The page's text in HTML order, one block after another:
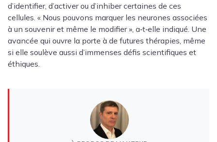
d’identifier, d’activer ou d’inhiber certaines de ces
cellules. « Nous pouvons marquer les neurones associées
à un souvenir et même le modifier », a‑t‑elle indiqué. Une
avancée qui ouvre la porte à de futures thérapies, même
si elle soulève aussi d’immenses défis scientifiques et
éthiques.